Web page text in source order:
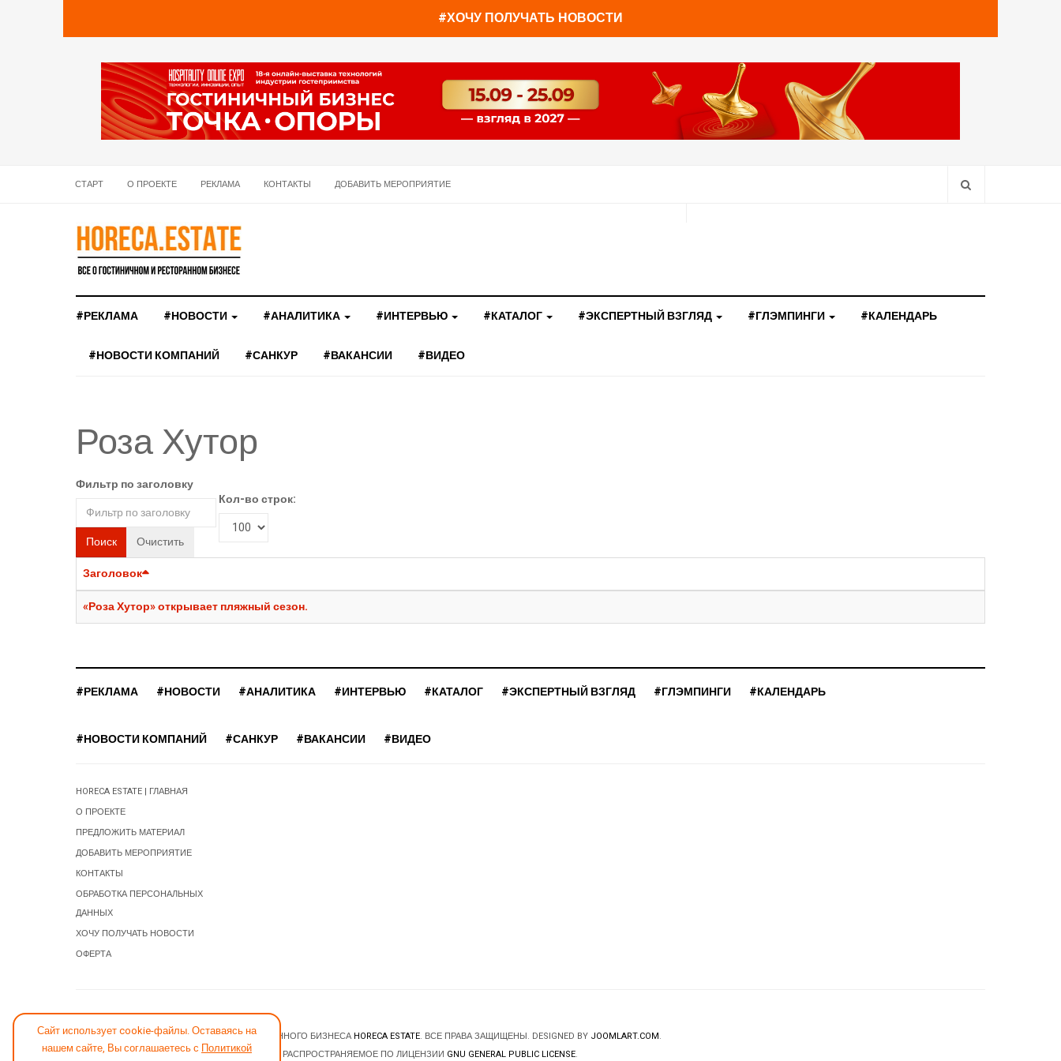
#ХОЧУ ПОЛУЧАТЬ НОВОСТИ
СТАРТ О ПРОЕКТЕ РЕКЛАМА КОНТАКТЫ ДОБАВИТЬ МЕРОПРИЯТИЕ
#РЕКЛАМА #НОВОСТИ #АНАЛИТИКА #ИНТЕРВЬЮ #КАТАЛОГ #ЭКСПЕРТНЫЙ ВЗГЛЯД #ГЛЭМПИНГИ #КАЛЕНДАРЬ
#НОВОСТИ КОМПАНИЙ #САНКУР #ВАКАНСИИ #ВИДЕО
Роза Хутор
Фильтр по заголовку
Поиск Очистить
Кол-во строк:
Заголовок
«Роза Хутор» открывает пляжный сезон.
Сайт использует cookie-файлы. Оставаясь на
нашем сайте, Вы соглашаетесь с Политикой
#РЕКЛАМА #НОВОСТИ #АНАЛИТИКА #ИНТЕРВЬЮ #КАТАЛОГ #ЭКСПЕРТНЫЙ ВЗГЛЯД #ГЛЭМПИНГИ #КАЛЕНДАРЬ
#НОВОСТИ КОМПАНИЙ #САНКУР #ВАКАНСИИ #ВИДЕО
HORECA ESTATE | ГЛАВНАЯ
О ПРОЕКТЕ
ПРЕДЛОЖИТЬ МАТЕРИАЛ
ДОБАВИТЬ МЕРОПРИЯТИЕ
КОНТАКТЫ
ОБРАБОТКА ПЕРСОНАЛЬНЫХ
ДАННЫХ
ХОЧУ ПОЛУЧАТЬ НОВОСТИ
ОФЕРТА
© 2026 НОВОСТИ ГОСТИНИЧНОГО И РЕСТОРАННОГО БИЗНЕСА HORECA ESTATE. ВСЕ ПРАВА ЗАЩИЩЕНЫ. DESIGNED BY JOOMLART.COM.
JOOMLA! CMS- ПРОГРАММНОЕ ОБЕСПЕЧЕНИЕ, РАСПРОСТРАНЯЕМОЕ ПО ЛИЦЕНЗИИ GNU GENERAL PUBLIC LICENSE.